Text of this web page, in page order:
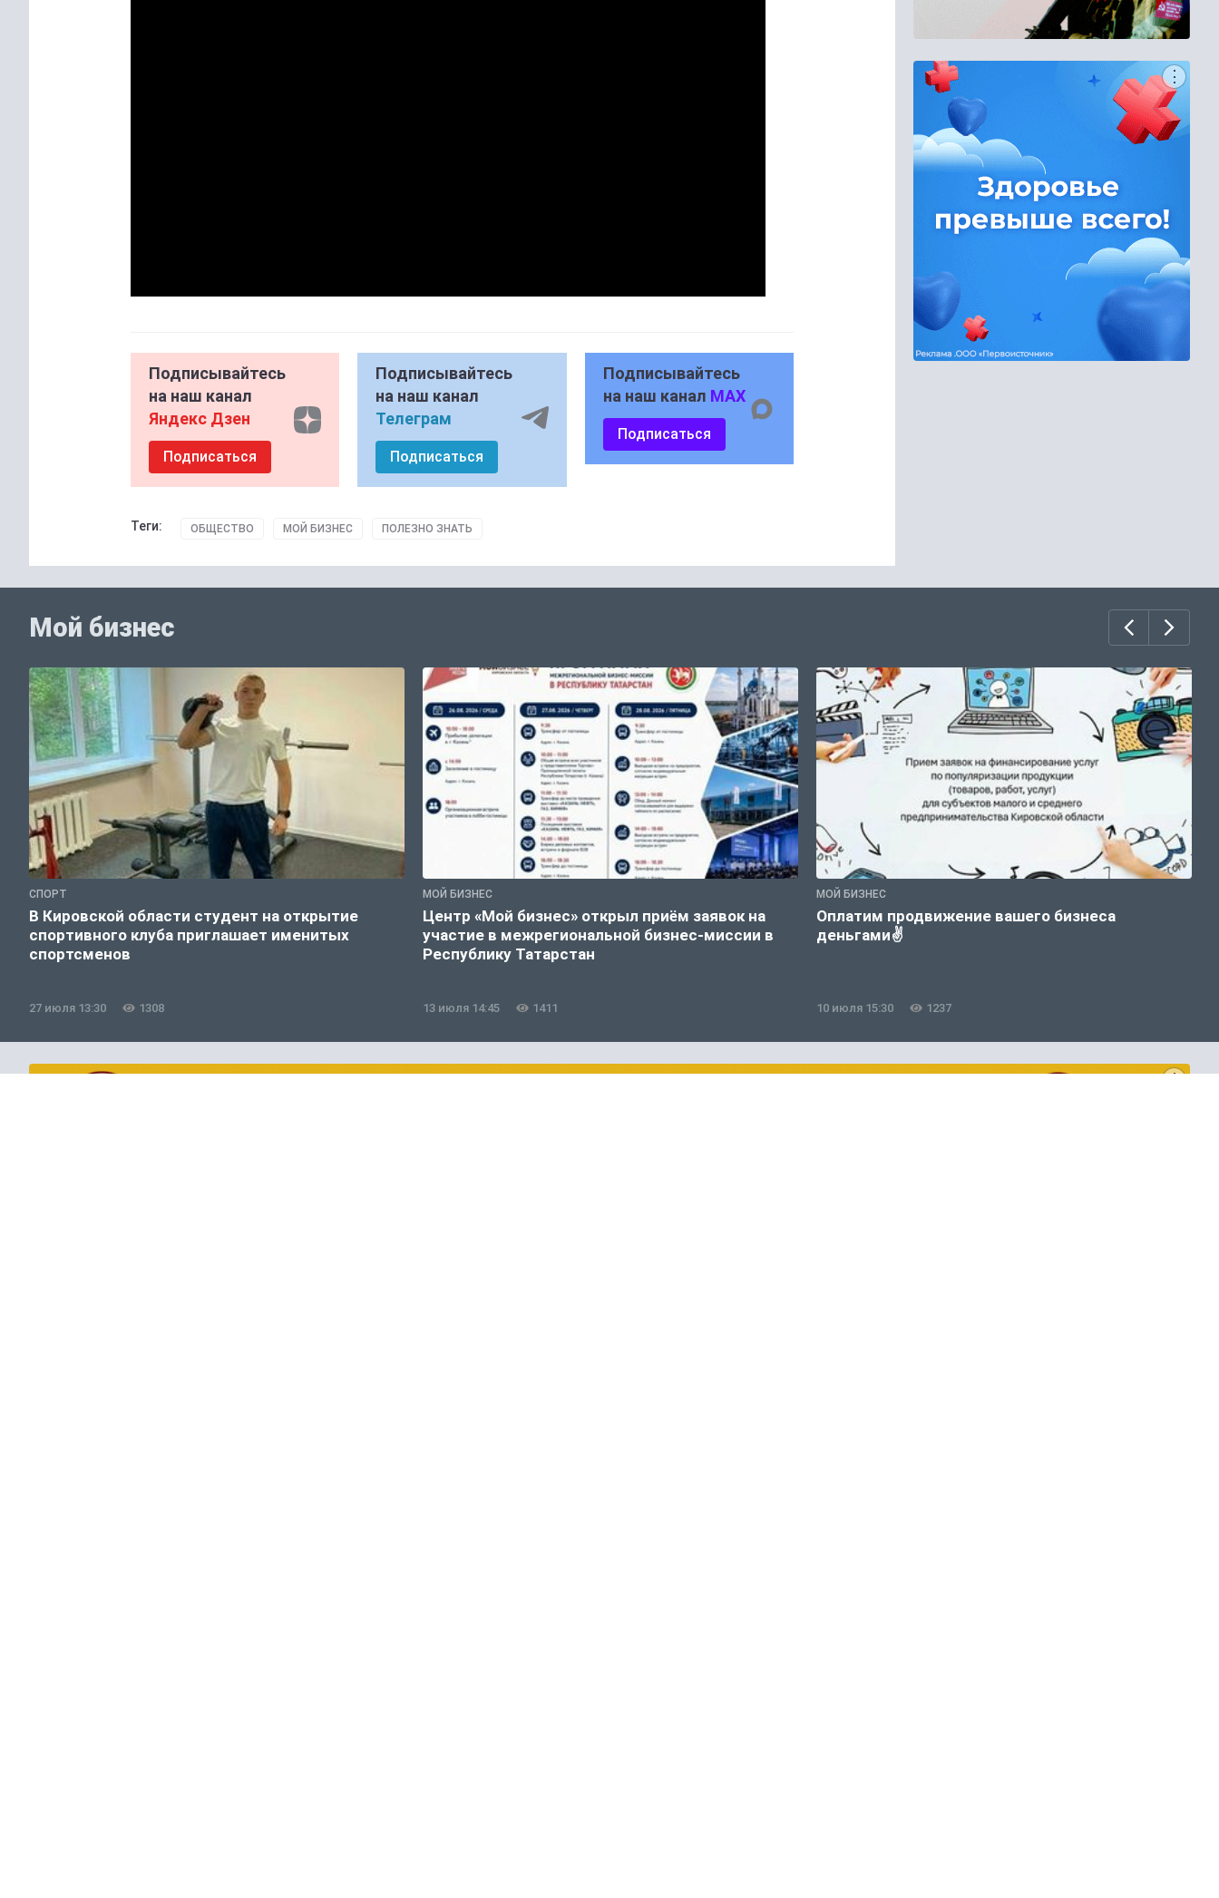
Подписывайтесь
на наш канал
Яндекс Дзен
Подписаться
Подписывайтесь
на наш канал
Телеграм
Подписаться
Подписывайтесь
на наш канал MAX
Подписаться
Теги: ОБЩЕСТВО МОЙ БИЗНЕС ПОЛЕЗНО ЗНАТЬ
Мой бизнес
СПОРТ
В Кировской области студент на открытие
спортивного клуба приглашает именитых
спортсменов
27 июля 13:30 1308
МОЙ БИЗНЕС
Центр «Мой бизнес» открыл приём заявок на
участие в межрегиональной бизнес-миссии в
Республику Татарстан
13 июля 14:45 1411
МОЙ БИЗНЕС
Оплатим продвижение вашего бизнеса
деньгами✌
10 июля 15:30 1237